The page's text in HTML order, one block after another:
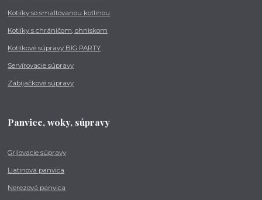
Kotlíky so smaltovanou kotlinou
Kotlíky s chráničom, ohniskom
Kotlíkové súpravy BIG PARTY
Servírovacie súpravy
Zabíjačkové súpravy
Panvice, woky, súpravy
Grilovacie súpravy
Liatinová panvica
Nerezová panvica